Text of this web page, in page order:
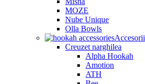
MOZE
Nube Unique
Olla Bowls
Accesorii
Creuzet narghilea
Alpha Hookah
Amotion
ATH